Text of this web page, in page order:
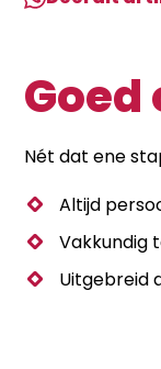
Goed
Nét dat ene
Altijd
Vakkundig
Uitgebreid